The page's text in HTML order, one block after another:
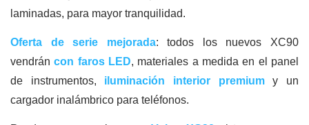
laminadas, para mayor tranquilidad.
Oferta de serie mejorada: todos los nuevos XC90
vendráncon faros LED, materiales a medida en el panel
de instrumentos, iluminación interior premiumy un
cargador inalámbrico para teléfonos.